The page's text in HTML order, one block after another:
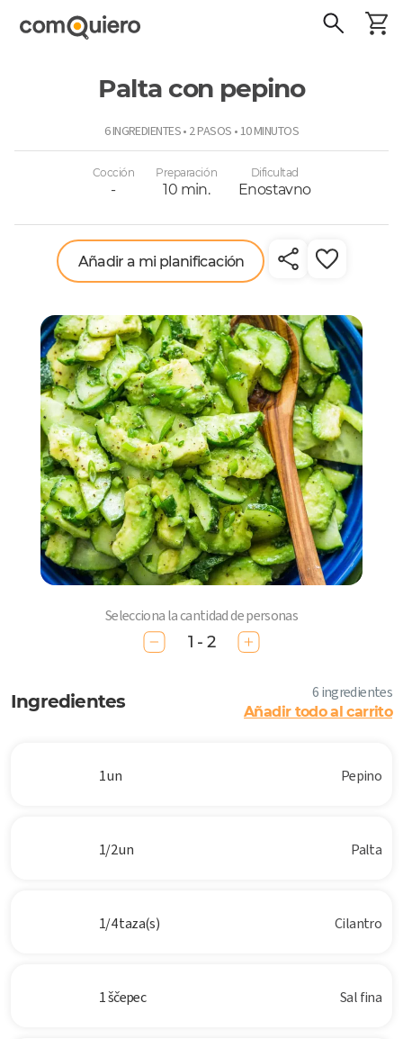
Palta con pepino
6 INGREDIENTES • 2 PASOS • 10 MINUTOS
Cocción
-
Preparación
10 min.
Dificultad
Enostavno
Añadir a mi planificación
Selecciona la cantidad de personas
1 - 2
Ingredientes 6 ingredientes
Añadir todo al carrito
1 un Pepino
1/2 un Palta
1/4 taza(s) Cilantro
1 ščepec Sal fina